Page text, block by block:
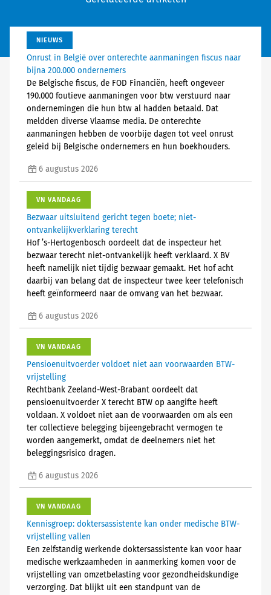
NIEUWS
Onrust in België over onterechte aanmaningen fiscus naar
bijna 200.000 ondernemers
De Belgische fiscus, de FOD Financiën, heeft ongeveer
190.000 foutieve aanmaningen voor btw verstuurd naar
ondernemingen die hun btw al hadden betaald. Dat
meldden diverse Vlaamse media. De onterechte
aanmaningen hebben de voorbije dagen tot veel onrust
geleid bij Belgische ondernemers en hun boekhouders.
6 augustus 2026
VN VANDAAG
Bezwaar uitsluitend gericht tegen boete; niet-
ontvankelijkverklaring terecht
Hof ’s-Hertogenbosch oordeelt dat de inspecteur het
bezwaar terecht niet-ontvankelijk heeft verklaard. X BV
heeft namelijk niet tijdig bezwaar gemaakt. Het hof acht
daarbij van belang dat de inspecteur twee keer telefonisch
heeft geïnformeerd naar de omvang van het bezwaar.
6 augustus 2026
VN VANDAAG
Pensioenuitvoerder voldoet niet aan voorwaarden BTW-
vrijstelling
Rechtbank Zeeland-West-Brabant oordeelt dat
pensioenuitvoerder X terecht BTW op aangifte heeft
voldaan. X voldoet niet aan de voorwaarden om als een
ter collectieve belegging bijeengebracht vermogen te
worden aangemerkt, omdat de deelnemers niet het
beleggingsrisico dragen.
6 augustus 2026
VN VANDAAG
Kennisgroep: doktersassistente kan onder medische BTW-
vrijstelling vallen
Een zelfstandig werkende doktersassistente kan voor haar
medische werkzaamheden in aanmerking komen voor de
vrijstelling van omzetbelasting voor gezondheidskundige
verzorging. Dat blijkt uit een standpunt van de